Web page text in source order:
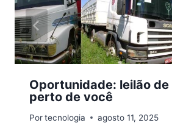
Oportunidade: leilão
perto de você
Portecnologia agosto 11, 2025